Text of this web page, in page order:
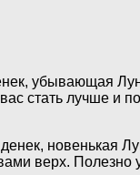
убывающая
стать лучше
новенькая
верх. Полезно